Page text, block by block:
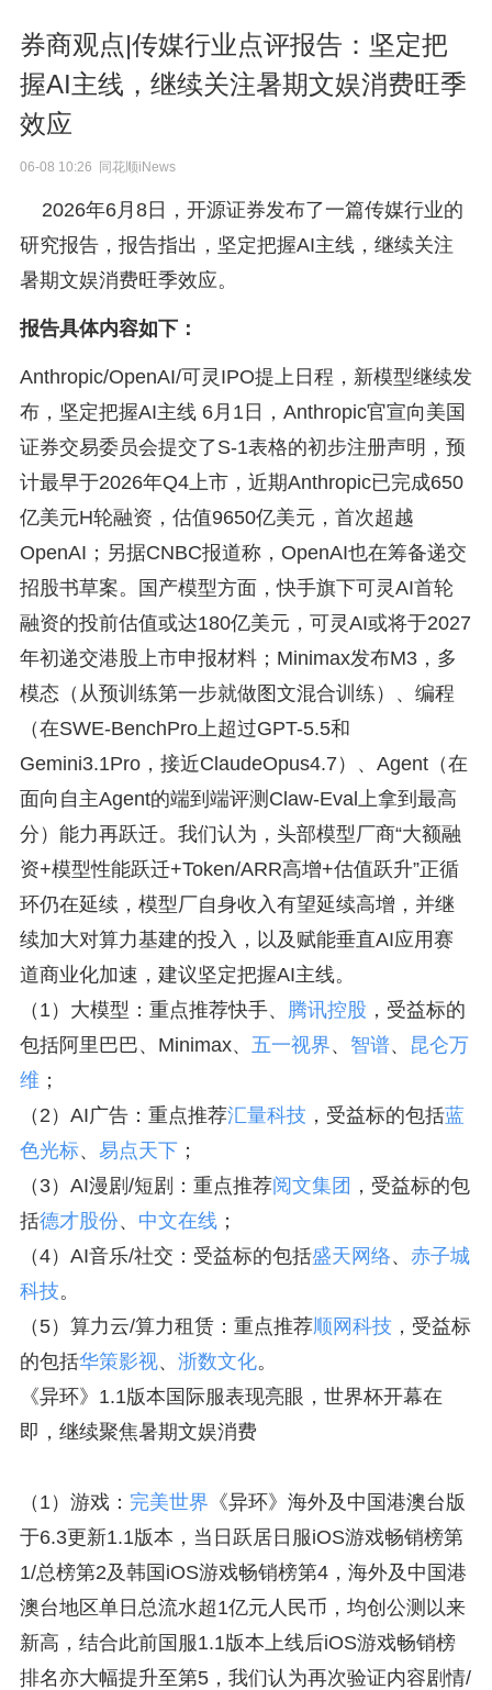
券商观点|传媒行业点评报告：坚定把
握AI主线，继续关注暑期文娱消费旺季
效应
06-08 10:26 同花顺iNews
2026年6月8日，开源证券发布了一篇传媒行业的
研究报告，报告指出，坚定把握AI主线，继续关注
暑期文娱消费旺季效应。
报告具体内容如下：
Anthropic/OpenAI/可灵IPO提上日程，新模型继续发
布，坚定把握AI主线 6月1日，Anthropic官宣向美国
证券交易委员会提交了S-1表格的初步注册声明，预
计最早于2026年Q4上市，近期Anthropic已完成650
亿美元H轮融资，估值9650亿美元，首次超越
OpenAI；另据CNBC报道称，OpenAI也在筹备递交
招股书草案。国产模型方面，快手旗下可灵AI首轮
融资的投前估值或达180亿美元，可灵AI或将于2027
年初递交港股上市申报材料；Minimax发布M3，多
模态（从预训练第一步就做图文混合训练）、编程
（在SWE-BenchPro上超过GPT-5.5和
Gemini3.1Pro，接近ClaudeOpus4.7）、Agent（在
面向自主Agent的端到端评测Claw-Eval上拿到最高
分）能力再跃迁。我们认为，头部模型厂商“大额融
资+模型性能跃迁+Token/ARR高增+估值跃升”正循
环仍在延续，模型厂自身收入有望延续高增，并继
续加大对算力基建的投入，以及赋能垂直AI应用赛
道商业化加速，建议坚定把握AI主线。
（1）大模型：重点推荐快手、 腾讯控股 ，受益标的
包括阿里巴巴、Minimax、 五一视界、 智谱、
昆仑万
维 ；
（2）AI广告：重点推荐汇量科技 ，受益标的包括蓝
色光标、 易点天下；
（3）AI漫剧/短剧：重点推荐阅文集团 ，受益标的包
括德才股份、 中文在线；
（4）AI音乐/社交：受益标的包括盛天网络、 赤子城
科技。
（5）算力云/算力租赁：重点推荐顺网科技 ，受益标
的包括华策影视、 浙数文化。
《异环》1.1版本国际服表现亮眼，世界杯开幕在
即，继续聚焦暑期文娱消费
（1）游戏： 完美世界 《异环》海外及中国港澳台版
于6.3更新1.1版本，当日跃居日服iOS游戏畅销榜第
1/总榜第2及韩国iOS游戏畅销榜第4，海外及中国港
澳台地区单日总流水超1亿元人民币，均创公测以来
新高，结合此前国服1.1版本上线后iOS游戏畅销榜
排名亦大幅提升至第5，我们认为再次验证内容剧情/